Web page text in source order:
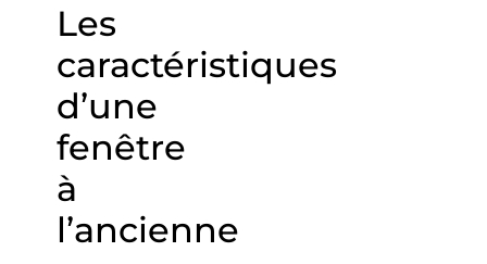
Les
caractéristiques
d’une
fenêtre
à
l’ancienne